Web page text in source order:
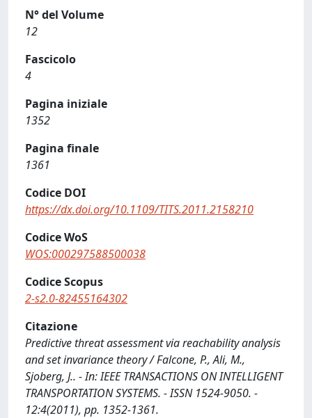
N° del Volume
12
Fascicolo
4
Pagina iniziale
1352
Pagina finale
1361
Codice DOI
https://dx.doi.org/10.1109/TITS.2011.2158210
Codice WoS
WOS:000297588500038
Codice Scopus
2-s2.0-82455164302
Citazione
Predictive threat assessment via reachability analysis
and set invariance theory / Falcone, P., Ali, M.,
Sjoberg, J.. - In: IEEE TRANSACTIONS ON INTELLIGENT
TRANSPORTATION SYSTEMS. - ISSN 1524-9050. -
12:4(2011), pp. 1352-1361.